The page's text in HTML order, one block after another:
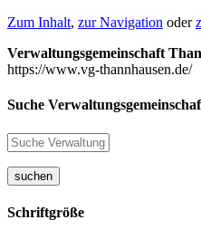
Zum Inhalt, zur Navigation oder
Verwaltungsgemeinschaft
https://www.vg-thannhausen.de/
Suche
suchen
Schriftgröße